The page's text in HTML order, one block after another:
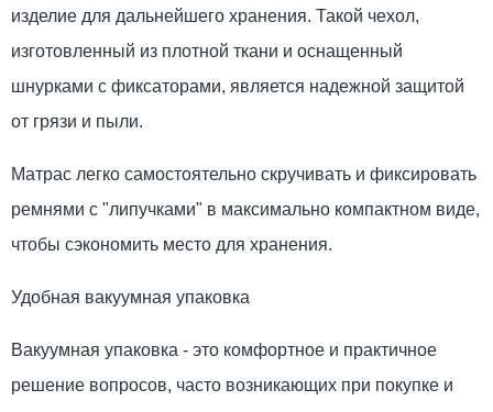
изделие для дальнейшего хранения. Такой чехол,
изготовленный из плотной ткани и оснащенный
шнурками с фиксаторами, является надежной защитой
от грязи и пыли.
Матрас легко самостоятельно скручивать и фиксировать
ремнями с "липучками" в максимально компактном виде,
чтобы сэкономить место для хранения.
Удобная вакуумная упаковка
Вакуумная упаковка - это комфортное и практичное
решение вопросов, часто возникающих при покупке и